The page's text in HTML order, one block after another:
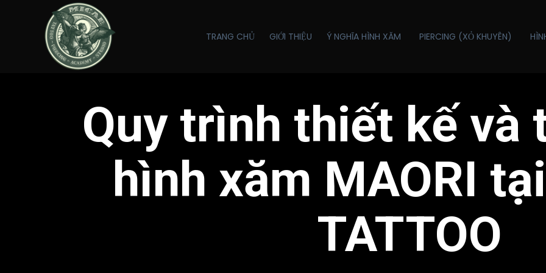
TRANG CHỦ GIỚI THIỆU Ý NGHĨA HÌNH XĂM PIERCING (XỎ KHUYÊN)
Quy trình thiết kế và
hình xăm MAORI
TATTOO